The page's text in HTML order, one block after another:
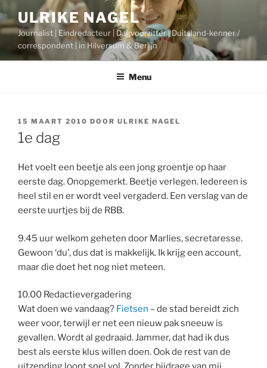
naar
de
inhoud
ULRIKE NAGEL
Journalist | Eindredacteur | Dagvoorzitter | Duitsland-kenner /
correspondent | in Hilversum & Berlijn
Menu
GEPLAATST
OP
15 MAART 2010 DOOR ULRIKE NAGEL
1e dag
Het voelt een beetje als een jong groentje op haar
eerste dag. Onopgemerkt. Beetje verlegen. Iedereen is
heel stil en er wordt veel vergaderd. Een verslag van de
eerste uurtjes bij de RBB.
9.45 uur welkom geheten door Marlies, secretaresse.
Gewoon ‘du’, dus dat is makkelijk. Ik krijg een account,
maar die doet het nog niet meteen.
10.00 Redactievergadering
Wat doen we vandaag? Fietsen – de stad bereidt zich
weer voor, terwijl er net een nieuw pak sneeuw is
gevallen. Wordt al gedraaid. Jammer, dat had ik dus
best als eerste klus willen doen. Ook de rest van de